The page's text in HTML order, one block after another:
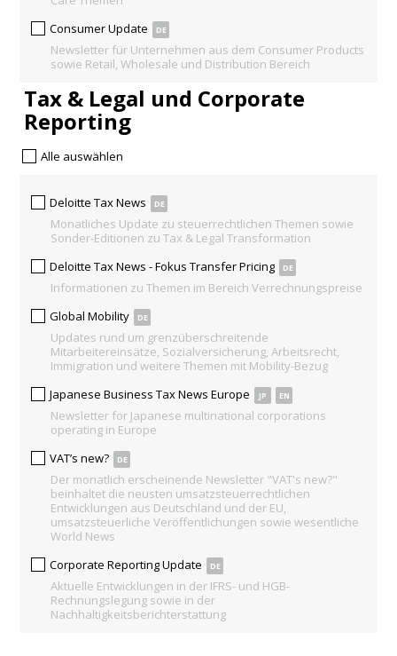
Consumer Update
DE
Newsletter für Unternehmen aus dem Consumer Products
sowie Retail, Wholesale und Distribution Bereich
Tax & Legal und Corporate
Reporting
Alle auswählen
Deloitte Tax News DE
Monatliches Update zu steuerrechtlichen Themen sowie
Sonder-Editionen zu Tax & Legal Transformation
Deloitte Tax News - Fokus Transfer Pricing
DE
Informationen zu Themen im Bereich Verrechnungspreise
Global Mobility
DE
Updates rund um grenzüberschreitende
Mitarbeitereinsätze, Sozialversicherung, Arbeitsrecht,
Immigration und weitere Themen mit Mobility-Bezug
Japanese Business Tax News Europe
JP EN
Newsletter for Japanese multinational corporations
operating in Europe
VAT’s new?
DE
Der monatlich erscheinende Newsletter "VAT's new?"
beinhaltet die neusten umsatzsteuerrechtlichen
Entwicklungen aus Deutschland und der EU,
umsatzsteuerliche Veröffentlichungen sowie wesentliche
World News
Corporate Reporting Update
DE
Aktuelle Entwicklungen in der IFRS- und HGB-
Rechnungslegung sowie in der
Nachhaltigkeitsberichterstattung